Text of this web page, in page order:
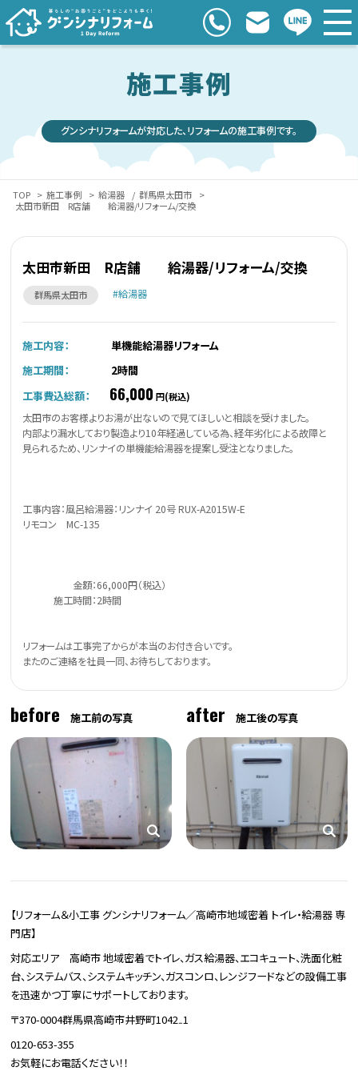
施工事例
グンシナリフォームが対応した、リフォームの施工事例です。
TOP > 施工事例 > 給湯器 / 群馬県太田市
>
太田市新田 R店舗 給湯器/リフォーム/交換
太田市新田 R店舗 給湯器/リフォーム/交換
群馬県太田市 給湯器
施工内容：
単機能給湯器リフォーム
施工期間：
2時間
工事費込総額：
66,000 円(税込)
太田市のお客様よりお湯が出ないので見てほしいと相談を受けました。
内部より漏水しており製造より10年経過している為、経年劣化による故障と
見られるため、リンナイの単機能給湯器を提案し受注となりました。
工事内容：風呂給湯器：リンナイ 20号 RUX-A2015W-E
リモコン MC-135
金額：66,000円（税込）
施工時間：2時間
リフォームは工事完了からが本当のお付き合いです。
またのご連絡を社員一同、お待ちしております。
before 施工前の写真 after 施工後の写真
【リフォーム＆小工事 グンシナリフォーム／高崎市地域密着 トイレ・給湯器 専
門店】
対応エリア 高崎市 地域密着でトイレ、ガス給湯器、エコキュート、洗面化粧
台、システムバス、システムキッチン、ガスコンロ、レンジフードなどの設備工事
を迅速かつ丁寧にサポートしております。
〒370-0004群馬県高崎市井野町1042₋1
0120-653-355
お気軽にお電話ください！！